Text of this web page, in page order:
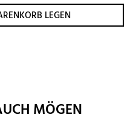
LEGEN
MÖGEN